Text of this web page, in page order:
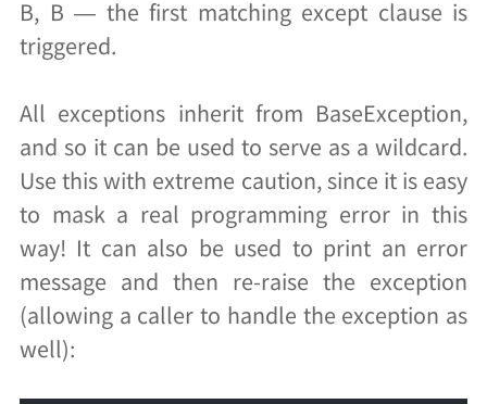
B, B — the first matching except clause is
triggered.
All exceptions inherit from BaseException,
and so it can be used to serve as a wildcard.
Use this with extreme caution, since it is easy
to mask a real programming error in this
way! It can also be used to print an error
message and then re-raise the exception
(allowing a caller to handle the exception as
well):